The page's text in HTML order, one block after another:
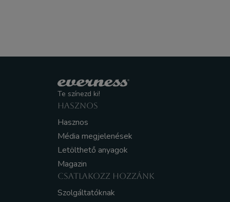
Te színezd ki!
HASZNOS
Hasznos
Média megjelenések
Letölthető anyagok
Magazin
CSATLAKOZZ HOZZÁNK
Szolgáltatóknak